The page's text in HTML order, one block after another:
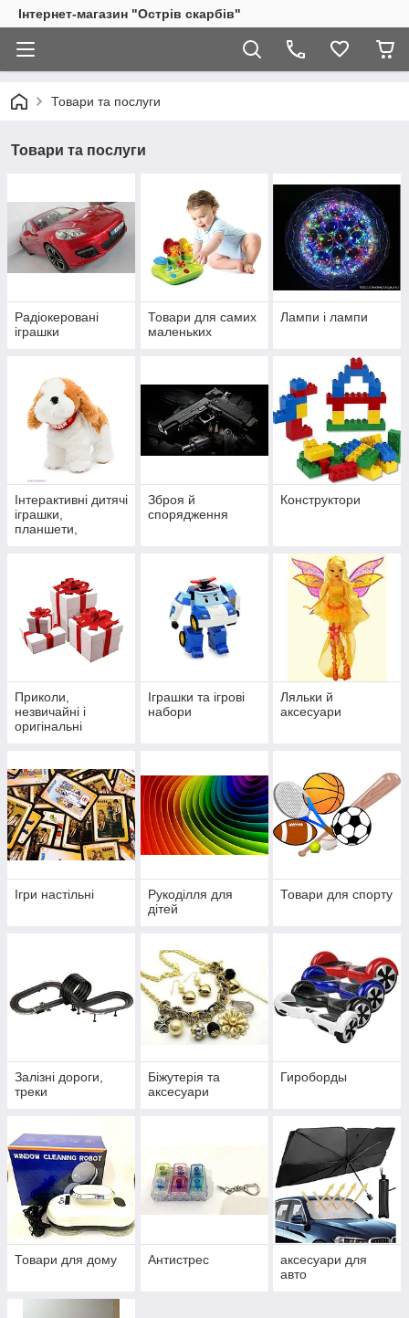
Інтернет-магазин "Острів скарбів"
Товари та послуги
Товари та послуги
Радіокеровані
іграшки
Товари для самих
маленьких
Лампи і лампи
Інтерактивні дитячі
іграшки,
планшети,
Зброя й
спорядження
Конструктори
Приколи,
незвичайні і
оригінальні
Іграшки та ігрові
набори
Ляльки й
аксесуари
Ігри настільні
Рукоділля для
дітей
Товари для спорту
Залізні дороги,
треки
Біжутерія та
аксесуари
Гироборды
Товари для дому Антистрес
аксесуари для
авто